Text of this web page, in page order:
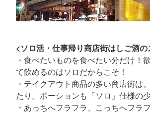
<ソロ活・仕事帰り商店街はしご酒の
・食べたいものを食べたい分だけ！
て飲めるのはソロだからこそ！
・テイクアウト商品の多い商店街は
たり。ポーションも「ソロ」仕様の
・あっちへフラフラ、こっちへフラ